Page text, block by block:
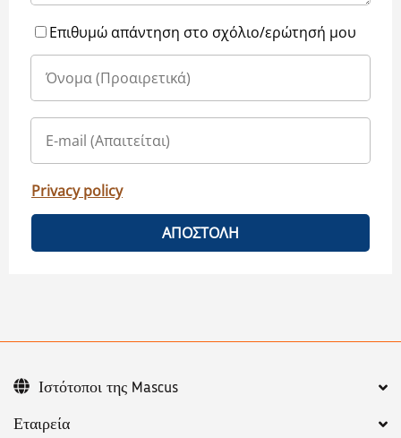
Επιθυμώ απάντηση στο σχόλιο/ερώτησή μου
Privacy policy
ΑΠΟΣΤΟΛΗ
Εταιρεία
Ιστότοποι της Mascus